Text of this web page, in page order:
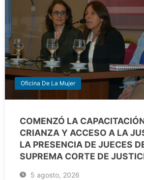
Oficina De La Mujer
COMENZÓ LA
CRIANZA Y ACCESO A LA
LA PRESENCIA DE JUECES
SUPREMA CORTE DE
5 agosto, 2026